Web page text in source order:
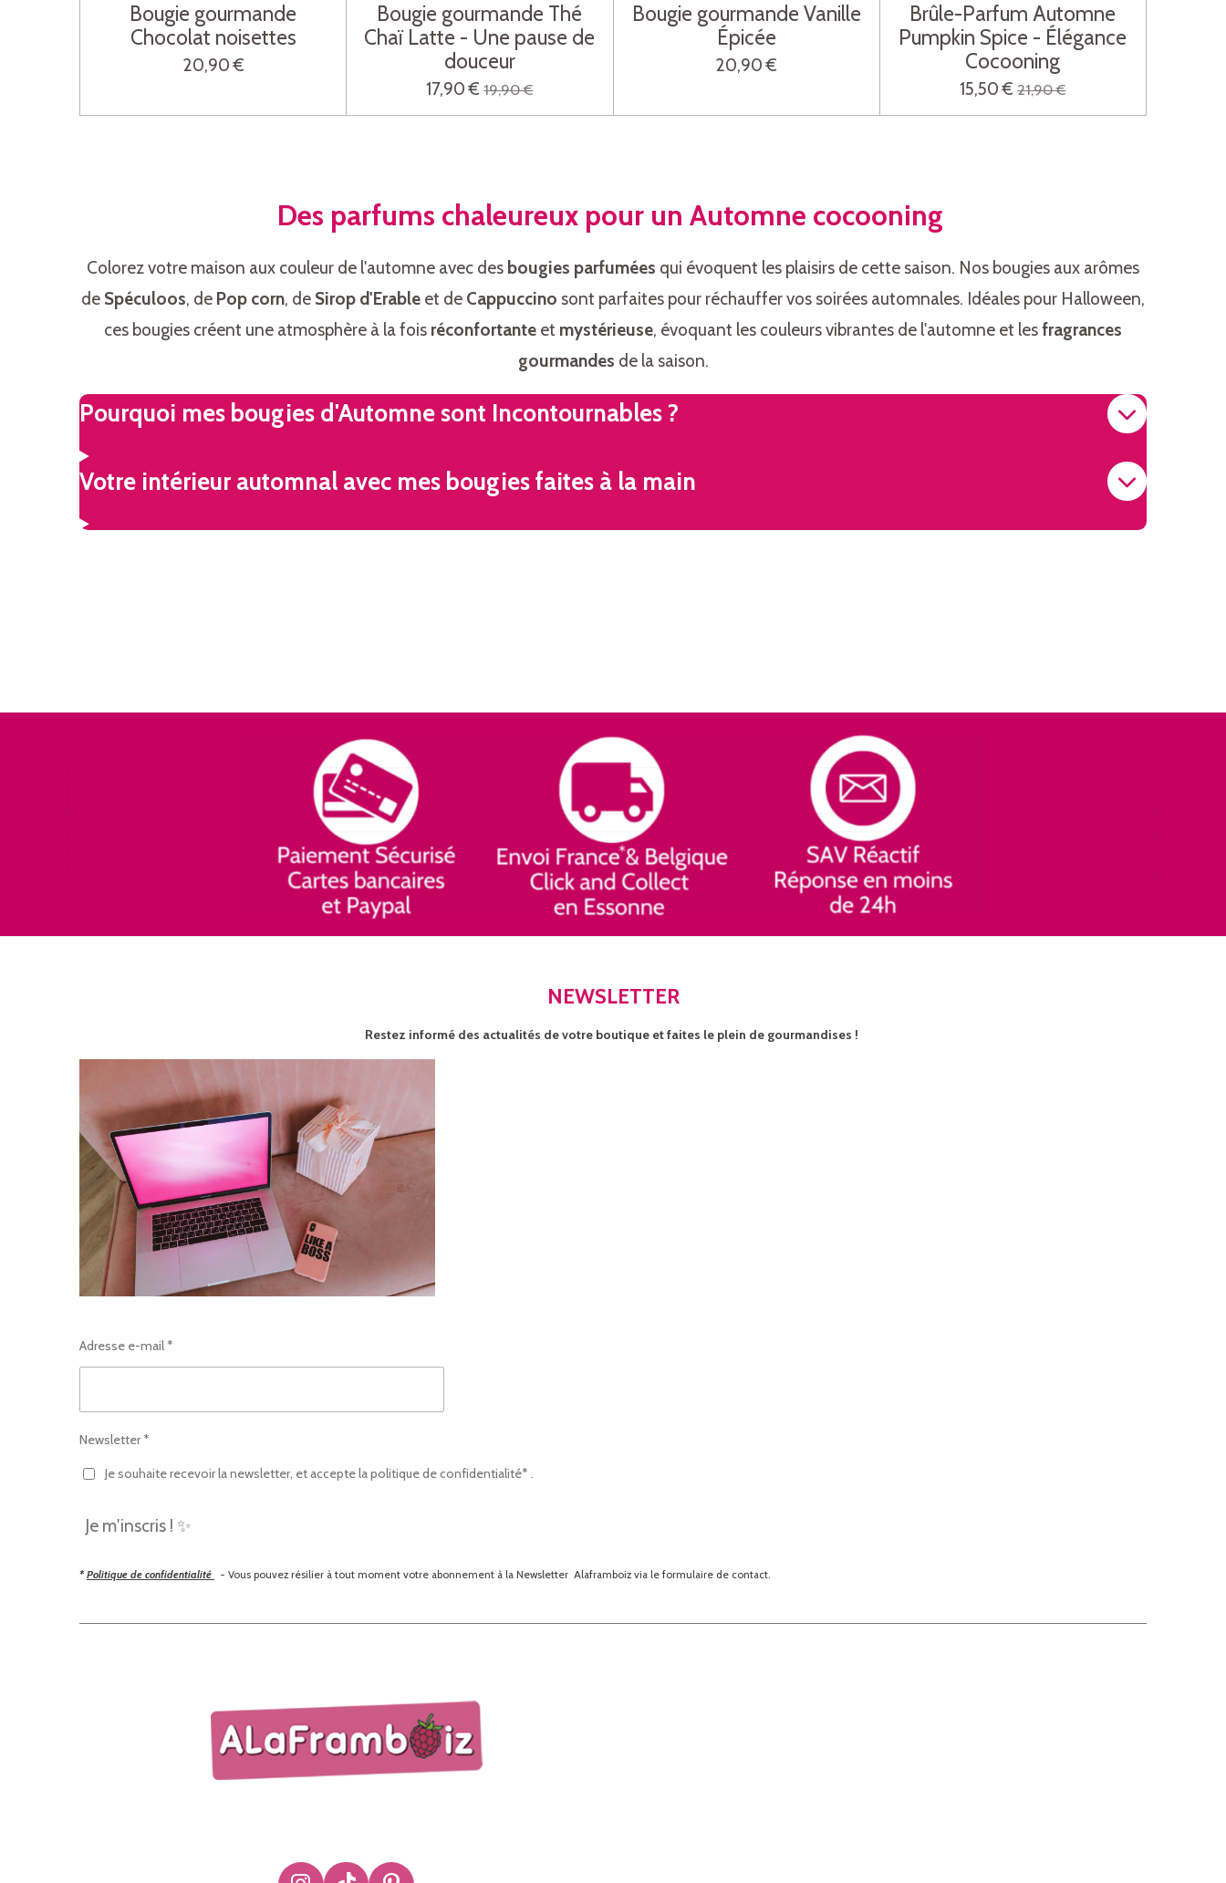
Bougie gourmande
Chocolat noisettes
20,90 €
Bougie gourmande Thé
Chaï Latte - Une pause de
douceur
17,90 € 19,90 €
Bougie gourmande Vanille
Épicée
20,90 €
Brûle-Parfum Automne
Pumpkin Spice - Élégance
Cocooning
15,50 € 21,90 €
Des parfums chaleureux pour un Automne cocooning
Colorez votre maison aux couleur de l'automne avec des bougies parfumées qui évoquent les plaisirs de cette saison. Nos bougies aux arômes
de Spéculoos, de Pop corn, de Sirop d'Erable et de Cappuccino sont parfaites pour réchauffer vos soirées automnales. Idéales pour Halloween,
ces bougies créent une atmosphère à la fois réconfortante et mystérieuse, évoquant les couleurs vibrantes de l'automne et lesfragrances
gourmandes de la saison.
Pourquoi mes bougies d'Automne sont Incontournables ?
Votre intérieur automnal avec mes bougies faites à la main
NEWSLETTER
Restez informé des actualités de votre boutique et faites le plein de gourmandises !
Adresse e-mail *
Newsletter *
Je souhaite recevoir la newsletter, et accepte la politique de confidentialité* .
Je m'inscris ! ✨
* Politique de confidentialité - Vous pouvez résilier à tout moment votre abonnement à la Newsletter Alaframboiz via le formulaire de contact.